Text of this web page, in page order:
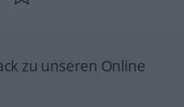
zu unseren Online